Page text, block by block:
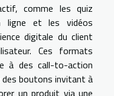
comme les quiz
ligne et les vidéos
digitale du client
Ces formats
à des call-to-action
boutons invitant à
un produit via une